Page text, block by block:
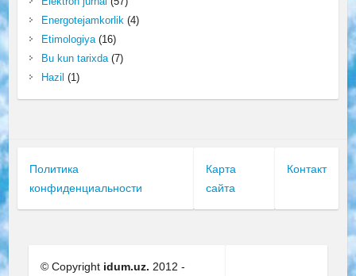
Energotejamkorlik (4)
Etimologiya(16)
Bu kun tarixda(7)
Hazil (1)
Политика
конфиденциальности
Карта
сайта
Контакт
© Copyright idum.uz. 2012 -